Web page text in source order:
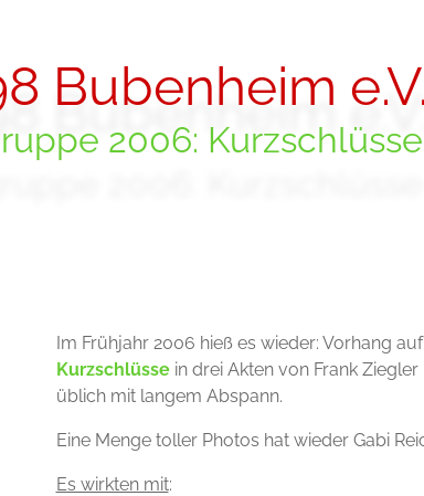
Bubenheim e.V.
2006: Kurzschlüsse
Im Frühjahr 2006 hieß es wieder: Vorhang
Kurzschlüssein drei Akten von Frank
üblich mit langem Abspann.
Eine Menge toller Photos hat wieder Gabi
Es wirkten mit: